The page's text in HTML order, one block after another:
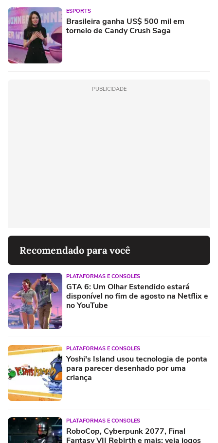
ESPORTS
Brasileira ganha US$ 500 mil em
torneio de Candy Crush Saga
PUBLICIDADE
Recomendado para você
PLATAFORMAS E CONSOLES
GTA 6: Um Olhar Estendido estará
disponível no fim de agosto na Netflix e
no YouTube
PLATAFORMAS E CONSOLES
Yoshi's Island usou tecnologia de ponta
para parecer desenhado por uma
criança
PLATAFORMAS E CONSOLES
RoboCop, Cyberpunk 2077, Final
Fantasy VII Rebirth e mais: veja jogos